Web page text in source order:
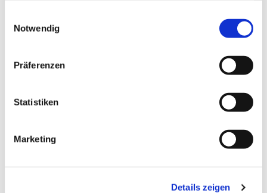
Notwendig
Präferenzen
Statistiken
Marketing
Details zeigen